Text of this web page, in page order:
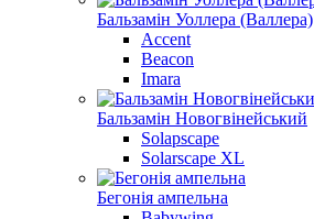
Бальзамiн Уоллера (Валлера)
Accent
Beacon
Imara
Бальзамін Новогвінейський
Solapscape
Solarscape XL
Бегонiя ампельна